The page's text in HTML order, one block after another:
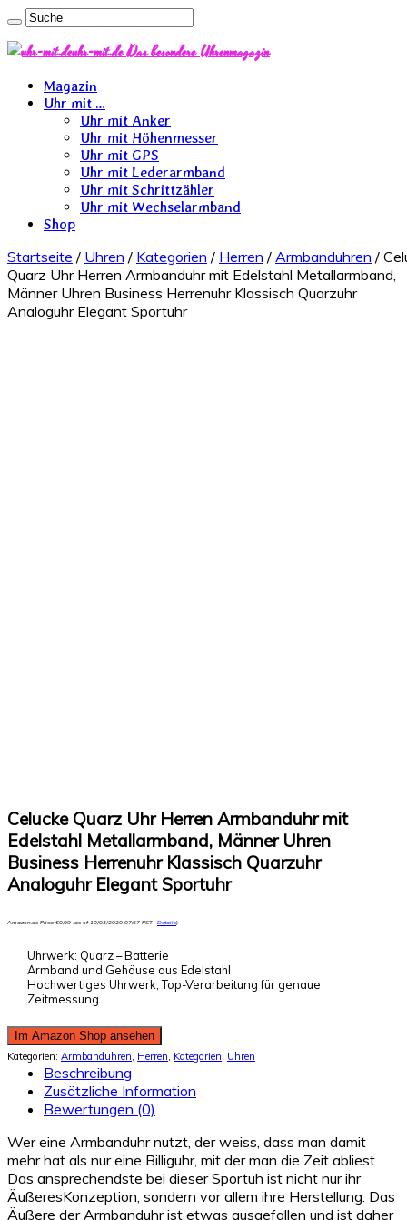
uhr-mit.de Das besondere Uhrenmagazin
Magazin
Uhr mit …
Uhr mit Anker
Uhr mit Höhenmesser
Uhr mit GPS
Uhr mit Lederarmband
Uhr mit Schrittzähler
Uhr mit Wechselarmband
Shop
Startseite / Uhren / Kategorien / Herren / Armbanduhren /
Quarz Uhr Herren Armbanduhr mit Edelstahl Metallarmband,
Männer Uhren Business Herrenuhr Klassisch Quarzuhr
Analoguhr Elegant Sportuhr
Celucke Quarz Uhr Herren Armbanduhr mit
Edelstahl Metallarmband, Männer Uhren
Business Herrenuhr Klassisch Quarzuhr
Analoguhr Elegant Sportuhr
Amazon.de Price:€0,99 (as of 19/03/2020 07:57 PST- Details)
Uhrwerk: Quarz – Batterie
Armband und Gehäuse aus Edelstahl
Hochwertiges Uhrwerk, Top-Verarbeitung für genaue
Zeitmessung
Im Amazon Shop ansehen
Kategorien: Armbanduhren, Herren, Kategorien, Uhren
Beschreibung
Zusätzliche Information
Bewertungen (0)
Wer eine Armbanduhr nutzt, der weiss, dass man damit
mehr hat als nur eine Billiguhr, mit der man die Zeit abliest.
Das ansprechendste bei dieser Sportuh ist nicht nur ihr
ÄußeresKonzeption, sondern vor allem ihre Herstellung. Das
Äußere der Armbanduhr ist etwas ausgefallen und ist daher